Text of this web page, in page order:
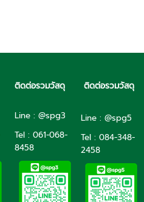
ติดต่อรวมวัสดุ
ติดต่อรวมวัสดุ
Line : @spg3
Tel : 061-068-
8458
Line : @spg5
Tel : 084-348-
2458